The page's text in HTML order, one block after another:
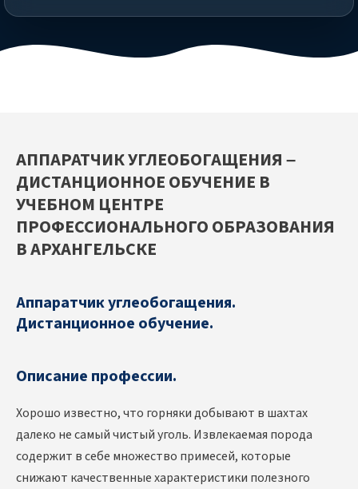
АППАРАТЧИК УГЛЕОБОГАЩЕНИЯ –
ДИСТАНЦИОННОЕ ОБУЧЕНИЕ В
УЧЕБНОМ ЦЕНТРЕ
ПРОФЕССИОНАЛЬНОГО ОБРАЗОВАНИЯ
В АРХАНГЕЛЬСКЕ
Аппаратчик углеобогащения.
Дистанционное обучение.
Описание профессии.
Хорошо известно, что горняки добывают в шахтах
далеко не самый чистый уголь. Извлекаемая порода
содержит в себе множество примесей, которые
снижают качественные характеристики полезного